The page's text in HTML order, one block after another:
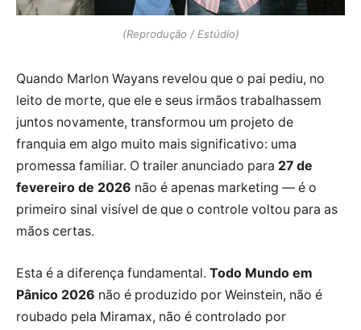
(Reprodução / Estúdio)
Quando Marlon Wayans revelou que o pai pediu, no
leito de morte, que ele e seus irmãos trabalhassem
juntos novamente, transformou um projeto de
franquia em algo muito mais significativo: uma
promessa familiar. O trailer anunciado para 27 de
fevereiro de 2026 não é apenas marketing — é o
primeiro sinal visível de que o controle voltou para as
mãos certas.
Esta é a diferença fundamental. Todo Mundo em
Pânico 2026 não é produzido por Weinstein, não é
roubado pela Miramax, não é controlado por